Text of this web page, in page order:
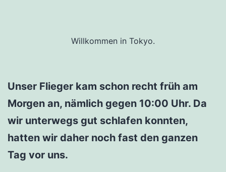
Willkommen in Tokyo.
Unser Flieger kam schon recht früh am
Morgen an, nämlich gegen 10:00 Uhr. Da
wir unterwegs gut schlafen konnten,
hatten wir daher noch fast den ganzen
Tag vor uns.